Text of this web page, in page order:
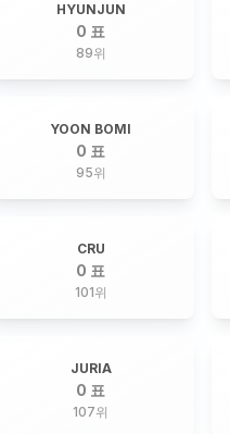
HYUNJUN
0 표
89위
YOON BOMI
0 표
95위
CRU
0 표
101위
JURIA
0 표
107위